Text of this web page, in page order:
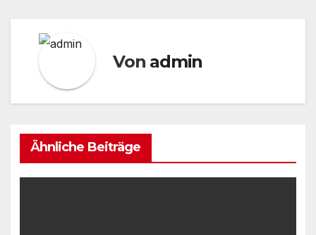
Von admin
Ähnliche Beiträge